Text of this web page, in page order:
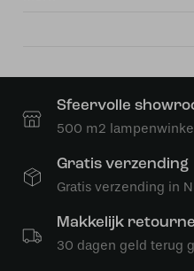
Sfeervolle
500 m2
Gratis verzending
Gratis verzending in
Makkelijk
30 dagen geld terug